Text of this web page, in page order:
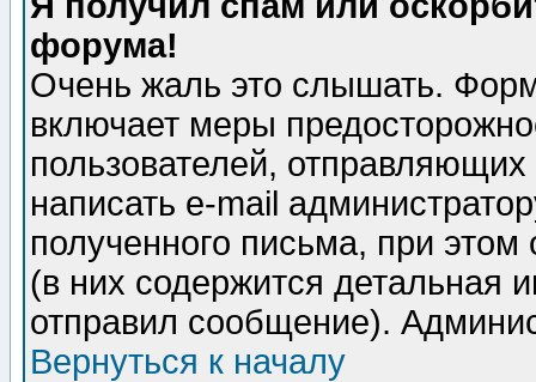
форума!
Очень жаль это слышать.
включает меры
пользователей,
написать e-mail
полученного письма, при этом
(в них содержится детальная
отправил сообщение).
Вернуться к началу